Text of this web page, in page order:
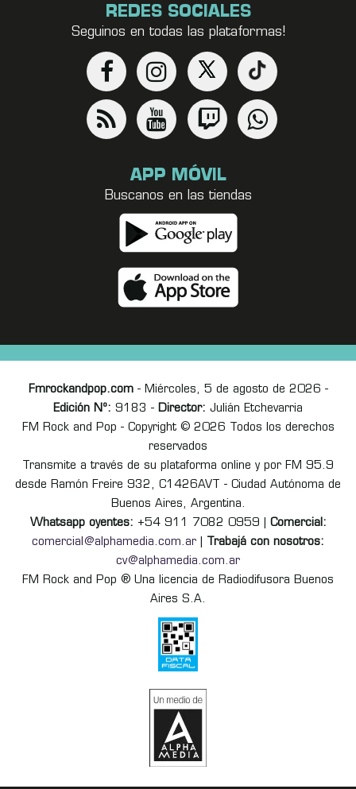
REDES SOCIALES
Seguinos en todas las plataformas!
APP MÓVIL
Buscanos en las tiendas
Fmrockandpop.com- Miércoles, 5 de agosto de 2026 -
Edición Nº: 9183 - Director: Julián Etchevarria
FM Rock and Pop - Copyright © 2026 Todos los derechos
reservados
Transmite a través de su plataforma online y por FM 95.9
desde Ramón Freire 932, C1426AVT - Ciudad Autónoma de
Buenos Aires, Argentina.
Whatsapp oyentes: +54 911 7082 0959 | Comercial:
comercial@alphamedia.com.ar
Trabajá con nosotros:
cv@alphamedia.com.ar
FM Rock and Pop ® Una licencia de Radiodifusora Buenos
Aires S.A.